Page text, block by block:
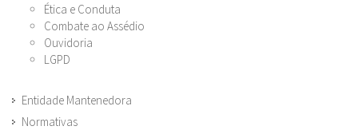
Ética e Conduta
Combate ao Assédio
Ouvidoria
LGPD
Entidade Mantenedora
Normativas